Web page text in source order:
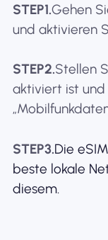
STEP1.Gehen
und aktivieren
STEP2.Stellen
aktiviert ist
STEP3.Die
beste lokale
diesem.